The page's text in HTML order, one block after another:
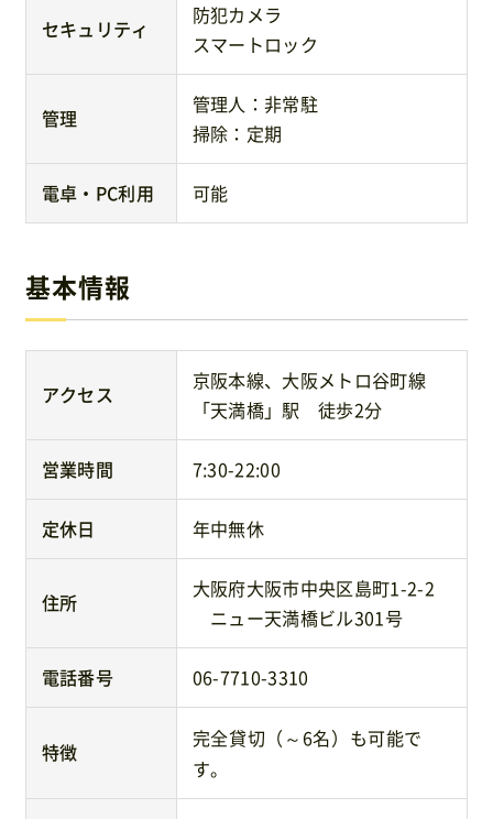
セキュリティ
防犯カメラ
スマートロック
管理
管理人：非常駐
掃除：定期
電卓・PC利用 可能
基本情報
アクセス
京阪本線、大阪メトロ谷町線
「天満橋」駅 徒歩2分
営業時間 7:30-22:00
定休日 年中無休
住所
大阪府大阪市中央区島町1-2-2
ニュー天満橋ビル301号
電話番号 06-7710-3310
特徴
完全貸切（～6名）も可能で
す。